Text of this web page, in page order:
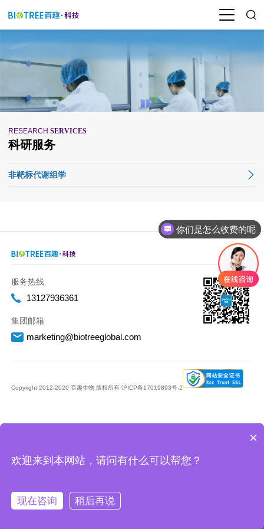
RESEARCH SERVICES
科研服务
非靶标代谢组学
服务热线
13127936361
集团邮箱
marketing@biotreeglobal.com
Copyright 2012-2020 百趣生物 版权所有 沪ICP备17019893号-2
你们是怎么收费的呢
×
欢迎来到本网站，请问有什么可以帮您？
现在咨询 稍后再说